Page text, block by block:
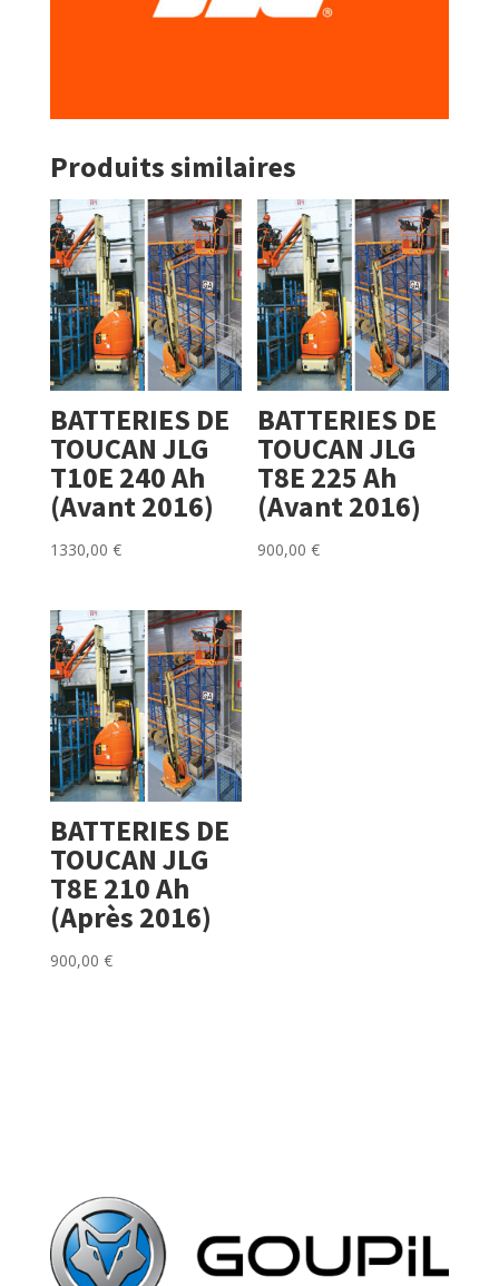
Produits similaires
BATTERIES DE
TOUCAN JLG
T10E 240 Ah
(Avant 2016)
1330,00 €
BATTERIES DE
TOUCAN JLG
T8E 225 Ah
(Avant 2016)
900,00€
BATTERIES DE
TOUCAN JLG
T8E 210 Ah
(Après 2016)
900,00 €